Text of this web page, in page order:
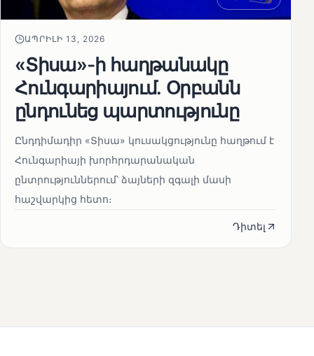
ԱՊՐԻԼԻ 13, 2026
«Տիսա»-ի հաղթանակը
Հունգարիայում․ Օրբանն
ընդունեց պարտությունը
Ընդդիմադիր «Տիսա» կուսակցությունը հաղթում է
Հունգարիայի խորհրդարանական
ընտրություններում՝ ձայների զգալի մասի
հաշվարկից հետո։
Դիտել